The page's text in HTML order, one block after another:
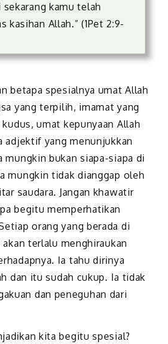
kamu telah
kasihan Allah.” (1Pet 2:9-
betapa spesialnya umat Allah
yang terpilih, imamat yang
umat kepunyaan Allah
adjektif yang menunjukkan
bukan siapa-siapa di
mungkin tidak dianggap oleh
saudara. Jangan khawatir
begitu memperhatikan
orang yang berada di
terlalu menghiraukan
Ia tahu dirinya
dan itu sudah cukup. Ia tidak
dan peneguhan dari
kita begitu spesial?